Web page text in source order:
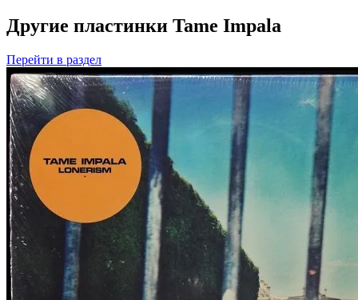
Другие пластинки Tame Impala
Перейти в раздел